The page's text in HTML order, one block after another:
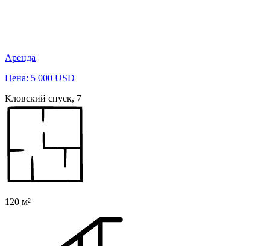
Аренда
Цена: 5 000 USD
Кловский спуск, 7
120 м²